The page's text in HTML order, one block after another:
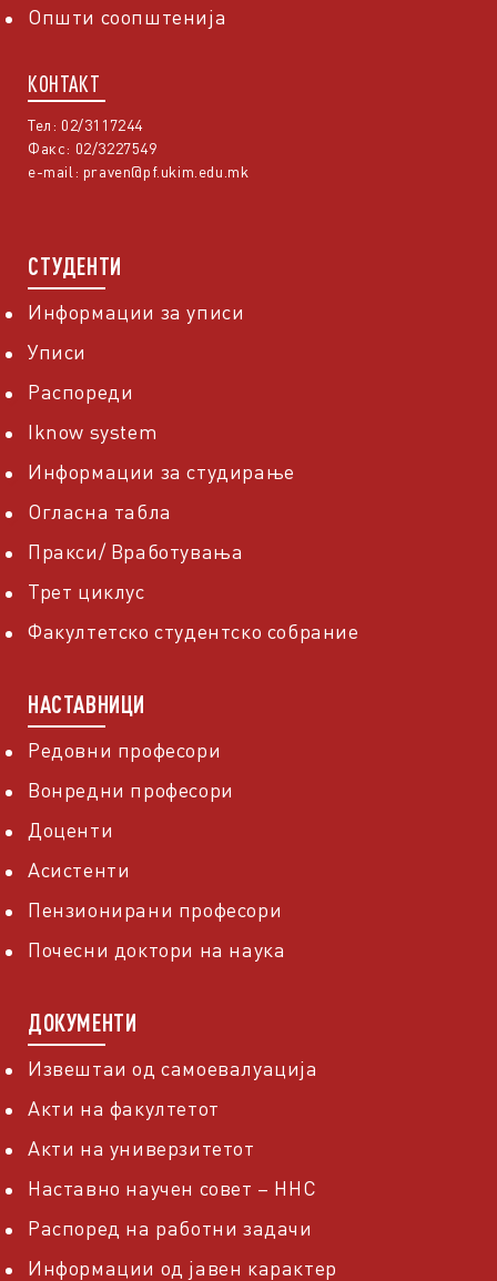
Општи соопштенија
КОНТАКТ
Тел: 02/3117244
Факс: 02/3227549
e-mail: praven@pf.ukim.edu.mk
СТУДЕНТИ
Информации за уписи
Уписи
Распореди
Iknow system
Информации за студирање
Огласна табла
Пракси/ Вработувања
Трет циклус
Факултетско студентско собрание
НАСТАВНИЦИ
Редовни професори
Вонредни професори
Доценти
Асистенти
Пензионирани професори
Почесни доктори на наука
ДОКУМЕНТИ
Извештаи од самоевалуација
Акти на факултетот
Акти на универзитетот
Наставно научен совет – ННС
Распоред на работни задачи
Информации од јавен карактер